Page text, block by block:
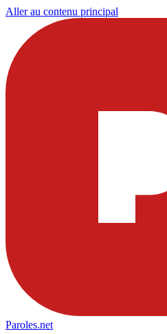
Aller au contenu principal
Paroles.net